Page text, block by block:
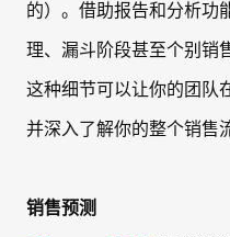
的）。借助报告和分析功
理、漏斗阶段甚至个别销
这种细节可以让你的团队
并深入了解你的整个销售
销售预测